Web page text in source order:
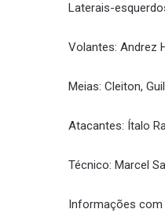
Laterais-
Volantes: Andrez
Meias: Cleiton,
Atacantes: Ítalo
Técnico: Marcel
Informações com